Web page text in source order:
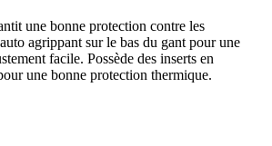
une bonne protection contre les
agrippant sur le bas du gant pour une
facile. Possède des inserts en
une bonne protection thermique.